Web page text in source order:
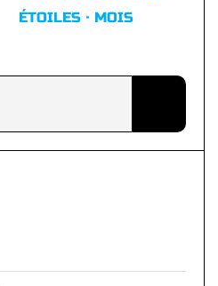
ÉTOILES · MOIS